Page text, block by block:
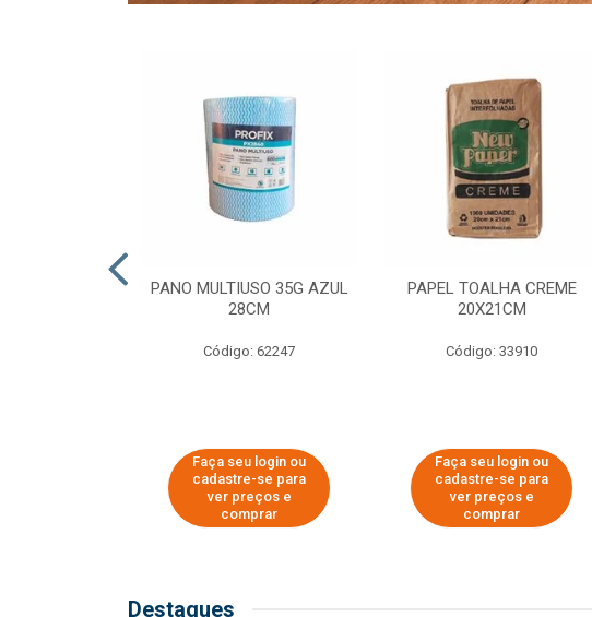
PANO MULTIUSO 35G AZUL
28CM
Código: 62247
Faça seu login ou
cadastre-se para
ver preços e
comprar
PAPEL TOALHA CREME
20X21CM
Código: 33910
Faça seu login ou
cadastre-se para
ver preços e
comprar
Destaques